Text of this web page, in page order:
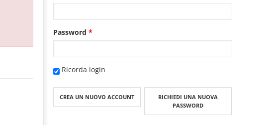
Password *
Ricorda login
CREA UN NUOVO ACCOUNT
RICHIEDI UNA NUOVA
PASSWORD